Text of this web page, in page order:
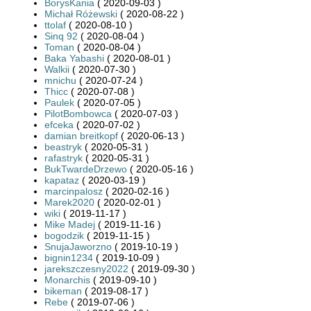
BorysKania ( 2020-09-03 )
Michał Różewski ( 2020-08-22 )
ttolaf ( 2020-08-10 )
Sinq 92 ( 2020-08-04 )
Toman ( 2020-08-04 )
Baka Yabashi ( 2020-08-01 )
Walkii ( 2020-07-30 )
mnichu ( 2020-07-24 )
Thicc ( 2020-07-08 )
Paulek ( 2020-07-05 )
PilotBombowca ( 2020-07-03 )
efceka ( 2020-07-02 )
damian breitkopf ( 2020-06-13 )
beastryk ( 2020-05-31 )
rafastryk ( 2020-05-31 )
BukTwardeDrzewo ( 2020-05-16 )
kapataz ( 2020-03-19 )
marcinpalosz ( 2020-02-16 )
Marek2020 ( 2020-02-01 )
wiki ( 2019-11-17 )
Mike Madej ( 2019-11-16 )
bogodzik ( 2019-11-15 )
SnujaJaworzno ( 2019-10-19 )
bignin1234 ( 2019-10-09 )
jarekszczesny2022 ( 2019-09-30 )
Monarchis ( 2019-09-10 )
bikeman ( 2019-08-17 )
Rebe ( 2019-07-06 )